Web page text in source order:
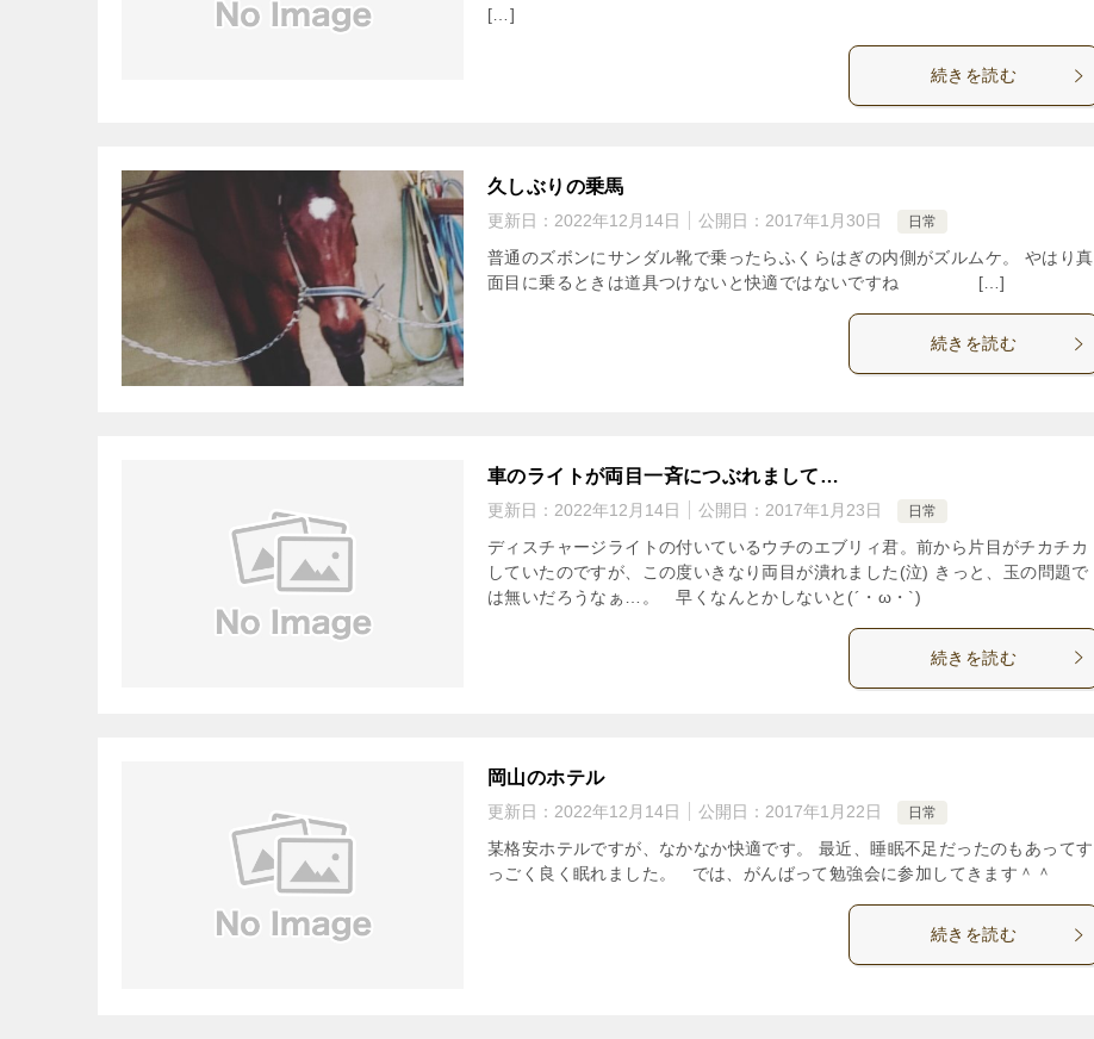
[…]
続きを読む
久しぶりの乗馬
更新日： 2022年12月14日 公開日： 2017年1月30日 日常
普通のズボンにサンダル靴で乗ったらふくらはぎの内側がズルムケ。 やはり真
面目に乗るときは道具つけないと快適ではないですね […]
続きを読む
車のライトが両目一斉につぶれまして…
更新日： 2022年12月14日 公開日： 2017年1月23日 日常
ディスチャージライトの付いているウチのエブリィ君。前から片目がチカチカ
していたのですが、この度いきなり両目が潰れました(泣) きっと、玉の問題で
は無いだろうなぁ…。 早くなんとかしないと(´・ω・`)
続きを読む
岡山のホテル
更新日： 2022年12月14日 公開日： 2017年1月22日 日常
某格安ホテルですが、なかなか快適です。 最近、睡眠不足だったのもあってす
っごく良く眠れました。 では、がんばって勉強会に参加してきます＾＾
続きを読む